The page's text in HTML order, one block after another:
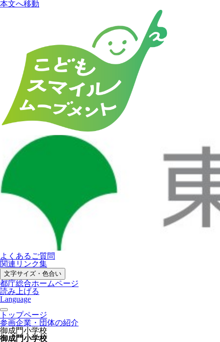
本文へ移動
よくあるご質問
関連リンク集
文字サイズ・色合い
都庁総合ホームページ
読み上げる
Language
トップページ
参画企業・団体の紹介
御成門小学校
御成門小学校